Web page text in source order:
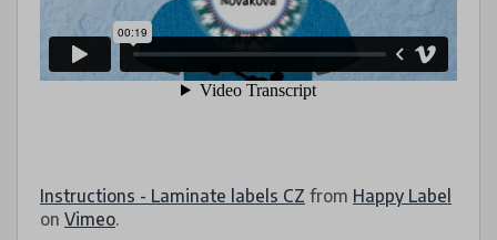
Instructions - Laminate labels CZ from Happy Label
on Vimeo.